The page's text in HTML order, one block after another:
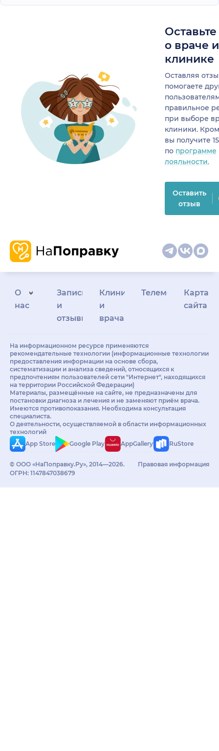
о враче
клинике
Оставляя
помогаете
правильное
при выборе
клиники.
вы получите
по программе
лояльности.
Оставить
отзыв
О
нас
Запись
и
отзывы
Клиникам
и
врачам
Телемедицина
Карта
сайта
На информационном ресурсе применяются
рекомендательные технологии (информационные технологии
предоставления информации на основе сбора,
систематизации и анализа сведений, относящихся к
предпочтениям пользователей сети "Интернет", находящихся
на территории Российской Федерации)
Материалы, размещённые на сайте, не предназначены для
постановки диагноза и лечения и не заменяют приём врача.
Имеются противопоказания. Необходима консультация
специалиста.
О деятельности, осуществляемой в области информационных
технологий
App Store
Google Play AppGallery RuStore
© ООО «НаПоправку.Ру», 2014—2026.
ОГРН: 1147847038679
Правовая информация